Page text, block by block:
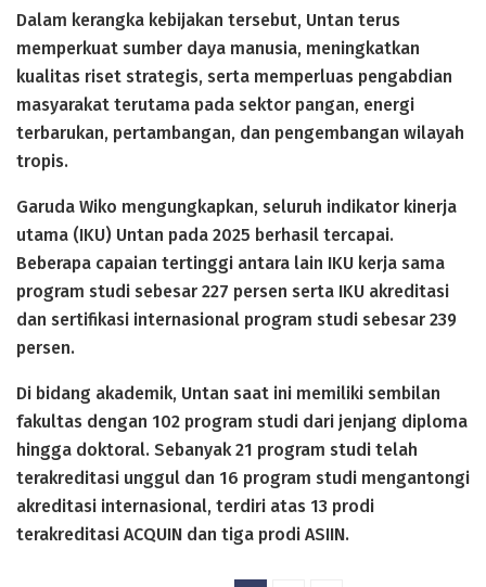
Dalam kerangka kebijakan tersebut, Untan terus
memperkuat sumber daya manusia, meningkatkan
kualitas riset strategis, serta memperluas pengabdian
masyarakat terutama pada sektor pangan, energi
terbarukan, pertambangan, dan pengembangan wilayah
tropis.
Garuda Wiko mengungkapkan, seluruh indikator kinerja
utama (IKU) Untan pada 2025 berhasil tercapai.
Beberapa capaian tertinggi antara lain IKU kerja sama
program studi sebesar 227 persen serta IKU akreditasi
dan sertifikasi internasional program studi sebesar 239
persen.
Di bidang akademik, Untan saat ini memiliki sembilan
fakultas dengan 102 program studi dari jenjang diploma
hingga doktoral. Sebanyak 21 program studi telah
terakreditasi unggul dan 16 program studi mengantongi
akreditasi internasional, terdiri atas 13 prodi
terakreditasi ACQUIN dan tiga prodi ASIIN.